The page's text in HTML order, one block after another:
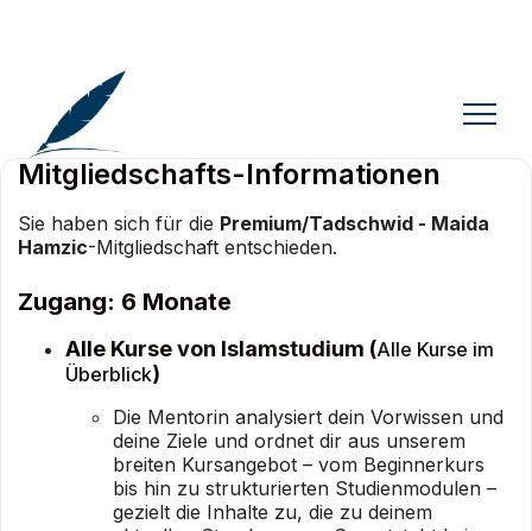
Mitgliedschafts-Informationen
Sie haben sich für die Premium/Tadschwid - Maida
Hamzic-Mitgliedschaft entschieden.
Zugang: 6 Monate
Alle Kurse von Islamstudium (Alle Kurse im
Überblick)
Die Mentorin analysiert dein Vorwissen und
deine Ziele und ordnet dir aus unserem
breiten Kursangebot – vom Beginnerkurs
bis hin zu strukturierten Studienmodulen –
gezielt die Inhalte zu, die zu deinem